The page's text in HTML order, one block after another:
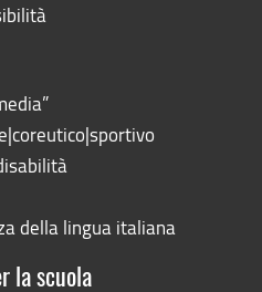
della lingua italiana
la scuola